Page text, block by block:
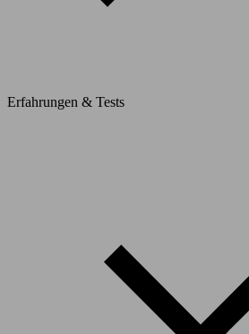
Erfahrungen & Tests